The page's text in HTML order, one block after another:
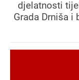
djelatnosti
Grada Drniša i